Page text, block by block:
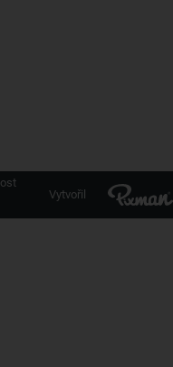
Vytvořil